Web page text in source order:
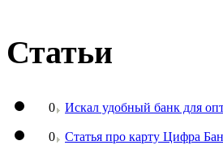
Статьи
0 Искал удобный банк для
0 Статья про карту Цифра